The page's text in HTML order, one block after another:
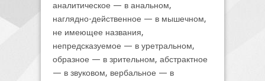
аналитическое — в анальном,
наглядно-действенное — в мышечном,
не имеющее названия,
непредсказуемое — в уретральном,
образное — в зрительном, абстрактное
— в звуковом, вербальное — в